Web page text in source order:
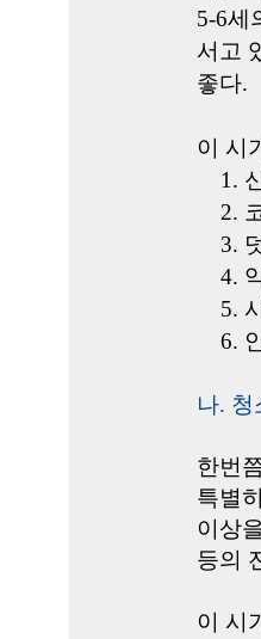
5-6세
서고
좋다.
이 시
1.
2.
3.
4.
5.
6.
나. 청
한번
특별
이상
등의
이 시